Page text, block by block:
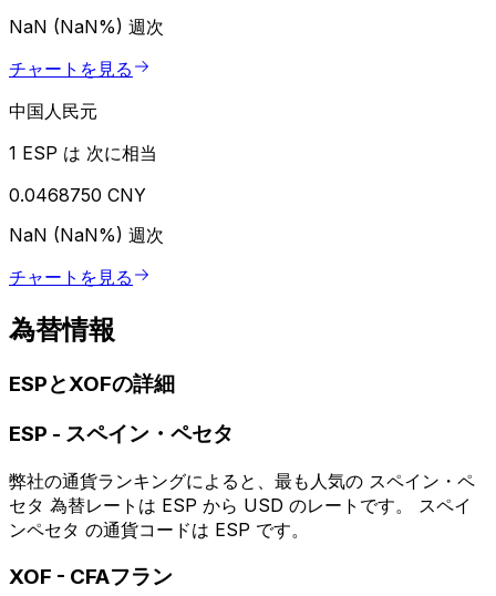
NaN (NaN%) 週次
チャートを見る
中国人民元
1 ESP は 次に相当
0.0468750 CNY
NaN (NaN%) 週次
チャートを見る
為替情報
ESPとXOFの詳細
ESP - スペイン・ペセタ
弊社の通貨ランキングによると、最も人気の スペイン・ペ
セタ 為替レートは ESP から USD のレートです。 スペイ
ンペセタ の通貨コードは ESP です。
XOF - CFAフラン